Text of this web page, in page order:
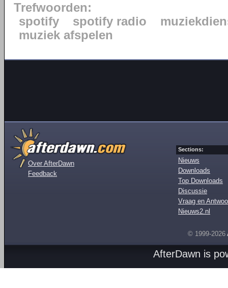
Trefwoorden:
spotify
spotify radio
muziek afspelen
Over AfterDawn
Feedback
Sections:
Nieuws
Downloads
Top Downloads
Discussie
Vraag en
Nieuws2.nl
© 1999-2026
AfterDawn is